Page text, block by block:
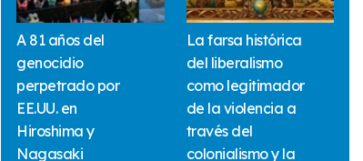
A 81 años del
genocidio
perpetrado por
EE.UU. en
Hiroshima y
Nagasaki
La farsa histórica
del liberalismo
como legitimador
de la violencia a
través del
colonialismo y la